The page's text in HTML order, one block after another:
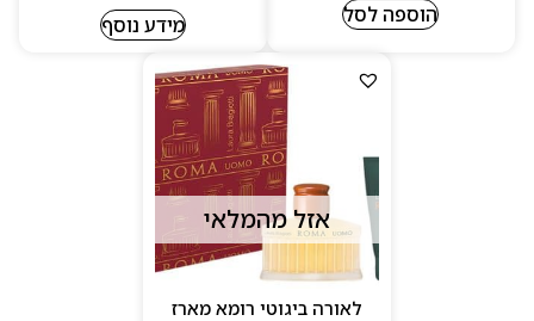
הוספה לסל מידע נוסף
אזל מהמלאי
לאורה ביגוטי רומא מארז